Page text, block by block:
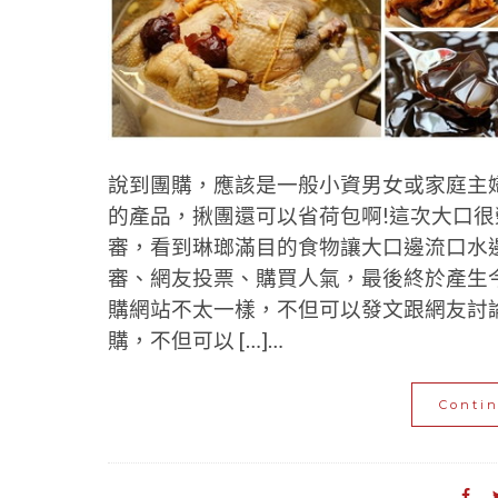
說到團購，應該是一般小資男女或家庭
的產品，揪團還可以省荷包啊!這次大口
審，看到琳瑯滿目的食物讓大口邊流口
審、網友投票、購買人氣，最後終於產
購網站不太一樣，不但可以發文跟網友
購，不但可以 […]…